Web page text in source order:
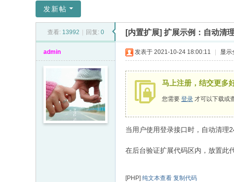
秀
发新帖
查看: 13992 回复: 0 [内置扩展] 扩展示例：自动清
admin 发表于 2021-10-24 18:00:11 显示
马上注册，结交更多
您需要 登录 才可以下载或
当用户使用登录接口时，自动清理
在后台验证扩展代码区内，放置此
[PHP] 纯文本查看 复制代码